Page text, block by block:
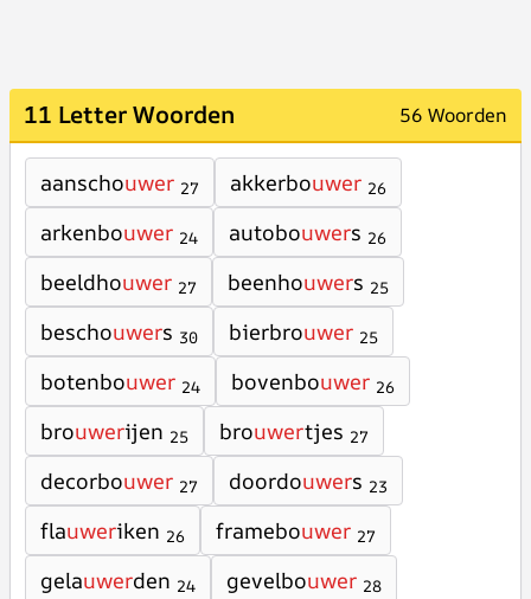
11 Letter Woorden 56 Woorden
aanschouwer 27 akkerbouwer 26
arkenbouwer 24 autobouwers 26
beeldhouwer 27 beenhouwers 25
beschouwers 30 bierbrouwer 25
botenbouwer 24 bovenbouwer 26
brouwerijen 25 brouwertjes 27
decorbouwer 27 doordouwers 23
flauweriken 26 framebouwer 27
gelauwerden 24 gevelbouwer 28